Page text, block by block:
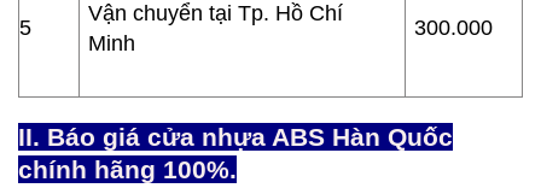
5
Vận chuyển tại Tp. Hồ Chí
Minh
300.000
II. Báo giá cửa nhựa ABS Hàn Quốc
chính hãng 100%.